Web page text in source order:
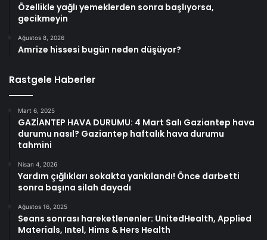
Özellikle yağlı yemeklerden sonra başlıyorsa,
gecikmeyin
Ağustos 8, 2026
Amrize hissesi bugün neden düşüyor?
Rastgele Haberler
Mart 6, 2025
GAZİANTEP HAVA DURUMU: 4 Mart Salı Gaziantep hava
durumu nasıl? Gaziantep haftalık hava durumu
tahmini
Nisan 4, 2026
Yardım çığlıkları sokakta yankılandı! Önce darbetti
sonra başına silah dayadı
Ağustos 16, 2025
Seans sonrası hareketlenenler: UnitedHealth, Applied
Materials, Intel, Hims & Hers Health